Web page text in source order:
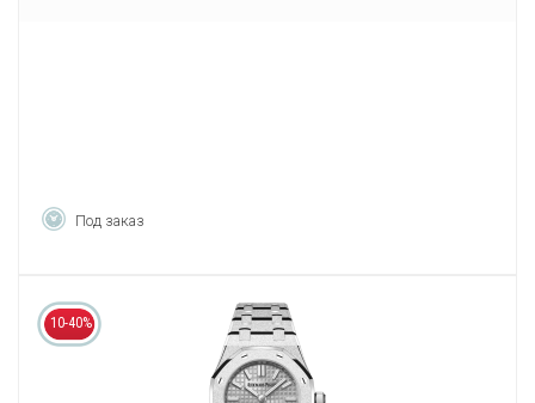
Под заказ
10-40%